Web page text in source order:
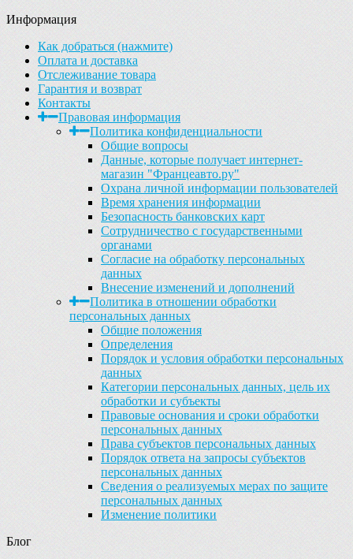
Информация
Как добраться (нажмите)
Оплата и доставка
Отслеживание товара
Гарантия и возврат
Контакты
Правовая информация
Политика конфиденциальности
Общие вопросы
Данные, которые получает интернет-
магазин "Францеавто.ру"
Охрана личной информации пользователей
Время хранения информации
Безопасность банковских карт
Сотрудничество с государственными
органами
Согласие на обработку персональных
данных
Внесение изменений и дополнений
Политика в отношении обработки
персональных данных
Общие положения
Определения
Порядок и условия обработки персональных
данных
Категории персональных данных, цель их
обработки и субъекты
Правовые основания и сроки обработки
персональных данных
Права субъектов персональных данных
Порядок ответа на запросы субъектов
персональных данных
Сведения о реализуемых мерах по защите
персональных данных
Изменение политики
Блог